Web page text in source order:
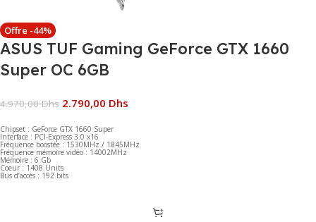
Offre -44%
ASUS TUF Gaming GeForce GTX 1660
Super OC 6GB
4.970,00Dhs 2.790,00 Dhs
Chipset : GeForce GTX 1660 Super
Interface : PCI-Express 3.0 x16
Fréquence boostée : 1530MHz / 1845MHz
Fréquence mémoire vidéo : 14002MHz
Mémoire : 6 Gb
Coeur : 1408 Units
Bus d’accès : 192 bits